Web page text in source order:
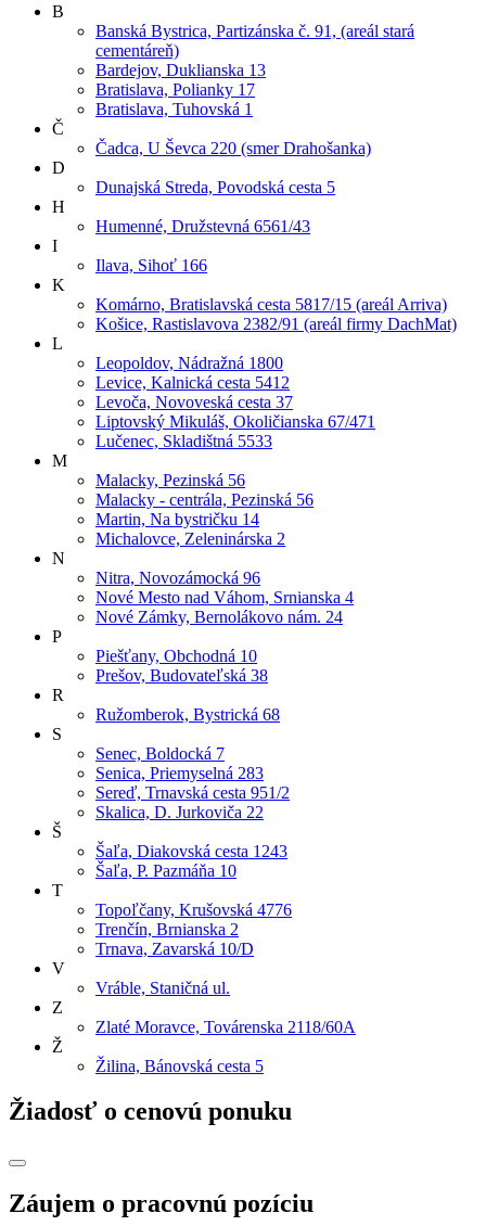
B
Banská Bystrica, Partizánska č. 91, (areál stará
cementáreň)
Bardejov, Duklianska 13
Bratislava, Polianky 17
Bratislava, Tuhovská 1
Č
Čadca, U Ševca 220 (smer Drahošanka)
D
Dunajská Streda, Povodská cesta 5
H
Humenné, Družstevná 6561/43
I
Ilava, Sihoť 166
K
Komárno, Bratislavská cesta 5817/15 (areál Arriva)
Košice, Rastislavova 2382/91 (areál firmy DachMat)
L
Leopoldov, Nádražná 1800
Levice, Kalnická cesta 5412
Levoča, Novoveská cesta 37
Liptovský Mikuláš, Okoličianska 67/471
Lučenec, Skladištná 5533
M
Malacky, Pezinská 56
Malacky - centrála, Pezinská 56
Martin, Na bystričku 14
Michalovce, Zeleninárska 2
N
Nitra, Novozámocká 96
Nové Mesto nad Váhom, Srnianska 4
Nové Zámky, Bernolákovo nám. 24
P
Piešťany, Obchodná 10
Prešov, Budovateľská 38
R
Ružomberok, Bystrická 68
S
Senec, Boldocká 7
Senica, Priemyselná 283
Sereď, Trnavská cesta 951/2
Skalica, D. Jurkoviča 22
Š
Šaľa, Diakovská cesta 1243
Šaľa, P. Pazmáňa 10
T
Topoľčany, Krušovská 4776
Trenčín, Brnianska 2
Trnava, Zavarská 10/D
V
Vráble, Staničná ul.
Z
Zlaté Moravce, Továrenska 2118/60A
Ž
Žilina, Bánovská cesta 5
Žiadosť o cenovú ponuku
Záujem o pracovnú pozíciu